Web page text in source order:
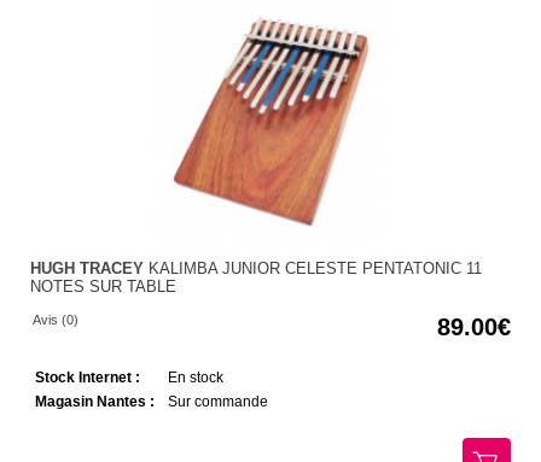
HUGH TRACEY KALIMBA JUNIOR CELESTE PENTATONIC 11
NOTES SUR TABLE
Avis (0) 89.00
Stock Internet :
En stock
Magasin Nantes :
Sur commande